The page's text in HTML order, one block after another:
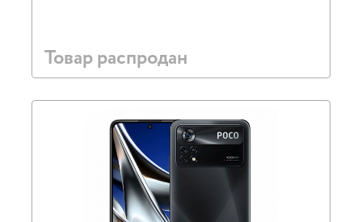
Товар распродан